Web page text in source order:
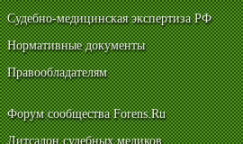
Судебно-медицинская экспертиза РФ
Нормативные документы
Правообладателям
Форум сообщества Forens.Ru
Литсалон судебных медиков